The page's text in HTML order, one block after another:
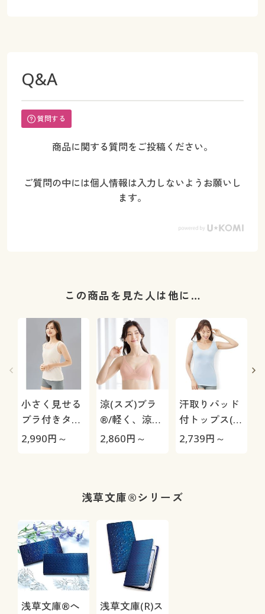
Q&A
質問する
商品に関する質問をご投稿ください。
ご質問の中には個人情報は入力しないようお願いし
ます。
この商品を見た人は他に…
小さく見せる
ブラ付きタン
クトップ(ノン
2,990円～
涼(スズ)ブラ
®/軽く、涼し
く、すぐ乾く
2,860円～
汗取りパッド
付トップス(前
汗キャッチャ
2,739円～
浅草文庫®シリーズ
浅草文庫®へ
浅草文庫(R)ス